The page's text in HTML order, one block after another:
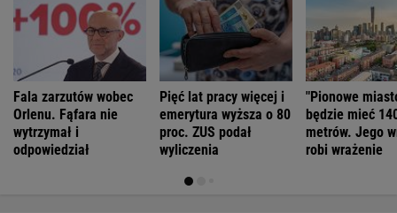
Fala zarzutów wobec
Orlenu. Fąfara nie
wytrzymał i
odpowiedział
Pięć lat pracy więcej i
emerytura wyższa o 80
proc. ZUS podał
wyliczenia
"Pionowe
będzie mieć
metrów. Jego
robi wrażenie